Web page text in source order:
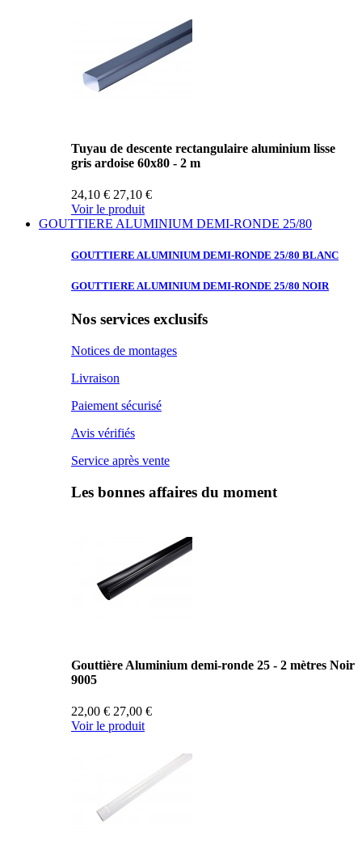
Tuyau de descente rectangulaire aluminium lisse
gris ardoise 60x80 - 2 m
24,10 € 27,10 €
Voir le produit
GOUTTIERE ALUMINIUM DEMI-RONDE 25/80
GOUTTIERE ALUMINIUM DEMI-RONDE 25/80 BLANC
GOUTTIERE ALUMINIUM DEMI-RONDE 25/80 NOIR
Nos services exclusifs
Notices de montages
Livraison
Paiement sécurisé
Avis vérifiés
Service après vente
Les bonnes affaires du moment
Gouttière Aluminium demi-ronde 25 - 2 mètres Noir
9005
22,00 € 27,00 €
Voir le produit